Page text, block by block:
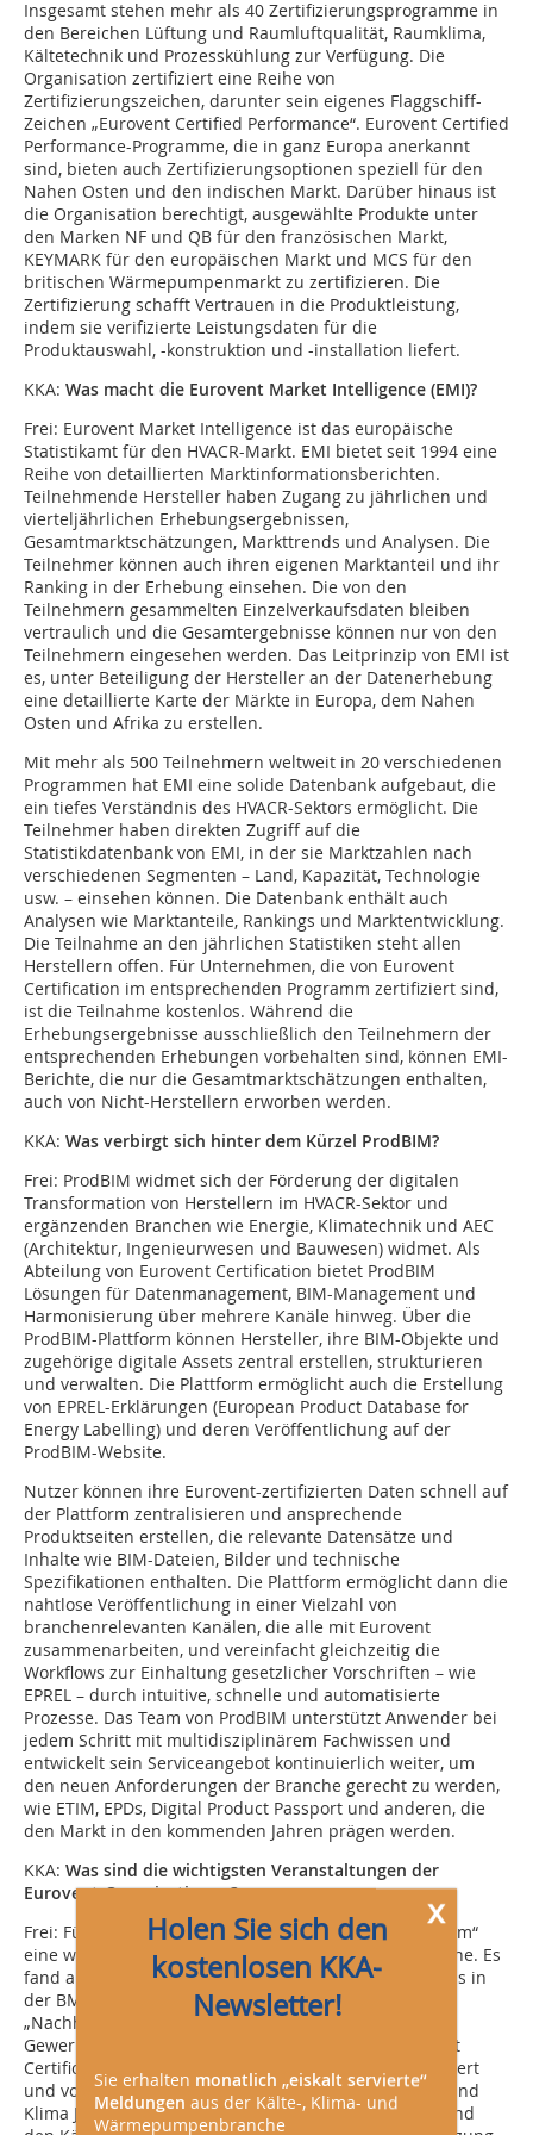
Insgesamt stehen mehr als 40 Zertifizierungsprogramme in
den Bereichen Lüftung und Raumluftqualität, Raumklima,
Kältetechnik und Prozesskühlung zur Verfügung. Die
Organisation zertifiziert eine Reihe von
Zertifizierungszeichen, darunter sein eigenes Flaggschiff-
Zeichen „Eurovent Certified Performance“. Eurovent Certified
Performance-Programme, die in ganz Europa anerkannt
sind, bieten auch Zertifizierungsoptionen speziell für den
Nahen Osten und den indischen Markt. Darüber hinaus ist
die Organisation berechtigt, ausgewählte Produkte unter
den Marken NF und QB für den französischen Markt,
KEYMARK für den europäischen Markt und MCS für den
britischen Wärmepumpenmarkt zu zertifizieren. Die
Zertifizierung schafft Vertrauen in die Produktleistung,
indem sie verifizierte Leistungsdaten für die
Produktauswahl, -konstruktion und -installation liefert.
KKA: Was macht die Eurovent Market Intelligence (EMI)?
Frei: Eurovent Market Intelligence ist das europäische
Statistikamt für den HVACR-Markt. EMI bietet seit 1994 eine
Reihe von detaillierten Marktinformationsberichten.
Teilnehmende Hersteller haben Zugang zu jährlichen und
vierteljährlichen Erhebungsergebnissen,
Gesamtmarktschätzungen, Markttrends und Analysen. Die
Teilnehmer können auch ihren eigenen Marktanteil und ihr
Ranking in der Erhebung einsehen. Die von den
Teilnehmern gesammelten Einzelverkaufsdaten bleiben
vertraulich und die Gesamtergebnisse können nur von den
Teilnehmern eingesehen werden. Das Leitprinzip von EMI ist
es, unter Beteiligung der Hersteller an der Datenerhebung
eine detaillierte Karte der Märkte in Europa, dem Nahen
Osten und Afrika zu erstellen.
Mit mehr als 500 Teilnehmern weltweit in 20 verschiedenen
Programmen hat EMI eine solide Datenbank aufgebaut, die
ein tiefes Verständnis des HVACR-Sektors ermöglicht. Die
Teilnehmer haben direkten Zugriff auf die
Statistikdatenbank von EMI, in der sie Marktzahlen nach
verschiedenen Segmenten – Land, Kapazität, Technologie
usw. – einsehen können. Die Datenbank enthält auch
Analysen wie Marktanteile, Rankings und Marktentwicklung.
Die Teilnahme an den jährlichen Statistiken steht allen
Herstellern offen. Für Unternehmen, die von Eurovent
Certification im entsprechenden Programm zertifiziert sind,
ist die Teilnahme kostenlos. Während die
Erhebungsergebnisse ausschließlich den Teilnehmern der
entsprechenden Erhebungen vorbehalten sind, können EMI-
Berichte, die nur die Gesamtmarktschätzungen enthalten,
auch von Nicht-Herstellern erworben werden.
KKA: Was verbirgt sich hinter dem Kürzel ProdBIM?
Frei: ProdBIM widmet sich der Förderung der digitalen
Transformation von Herstellern im HVACR-Sektor und
ergänzenden Branchen wie Energie, Klimatechnik und AEC
(Architektur, Ingenieurwesen und Bauwesen) widmet. Als
Abteilung von Eurovent Certification bietet ProdBIM
Lösungen für Datenmanagement, BIM-Management und
Harmonisierung über mehrere Kanäle hinweg. Über die
ProdBIM-Plattform können Hersteller, ihre BIM-Objekte und
zugehörige digitale Assets zentral erstellen, strukturieren
und verwalten. Die Plattform ermöglicht auch die Erstellung
von EPREL-Erklärungen (European Product Database for
Energy Labelling) und deren Veröffentlichung auf der
ProdBIM-Website.
Nutzer können ihre Eurovent-zertifizierten Daten schnell auf
der Plattform zentralisieren und ansprechende
Produktseiten erstellen, die relevante Datensätze und
Inhalte wie BIM-Dateien, Bilder und technische
Spezifikationen enthalten. Die Plattform ermöglicht dann die
nahtlose Veröffentlichung in einer Vielzahl von
branchenrelevanten Kanälen, die alle mit Eurovent
zusammenarbeiten, und vereinfacht gleichzeitig die
Workflows zur Einhaltung gesetzlicher Vorschriften – wie
EPREL – durch intuitive, schnelle und automatisierte
Prozesse. Das Team von ProdBIM unterstützt Anwender bei
jedem Schritt mit multidisziplinärem Fachwissen und
entwickelt sein Serviceangebot kontinuierlich weiter, um
den neuen Anforderungen der Branche gerecht zu werden,
wie ETIM, EPDs, Digital Product Passport und anderen, die
den Markt in den kommenden Jahren prägen werden.
KKA: Was sind die wichtigsten Veranstaltungen der
Eurovent-Organisationen?
Frei: Für Eurovent Certification ist das „Kälte Kolloquium“
eine wichtige Veranstaltung innerhalb der Kältebranche. Es
fand am 21. April 2026 zum vierten Mal statt – erstmals in
der BMW-Welt in München – unter dem Thema
„Nachhaltige Kälteversorgung in Industrie- und
Gewerbebauten”. Die Veranstaltung wird von Eurovent
Certification in Zusammenarbeit mit Coolplan organisiert
und von den Medienpartnern CCI Dialog GmbH, KKA und
Klima Journal unterstützt. Sie soll Inspiration bieten und
x
Holen Sie sich den
kostenlosen KKA-
Newsletter!
Sie erhalten monatlich „eiskalt servierte“
Meldungen aus der Kälte-, Klima- und
Wärmepumpenbranche